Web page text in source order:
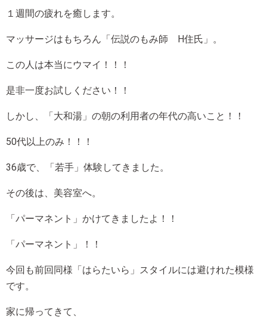
１週間の疲れを癒します。
マッサージはもちろん「伝説のもみ師 H住氏」。
この人は本当にウマイ！！！
是非一度お試しください！！
しかし、「大和湯」の朝の利用者の年代の高いこと！！
50代以上のみ！！！
36歳で、「若手」体験してきました。
その後は、美容室へ。
「パーマネント」かけてきましたよ！！
「パーマネント」！！
今回も前回同様「はらたいら」スタイルには避けれた模様
です。
家に帰ってきて、